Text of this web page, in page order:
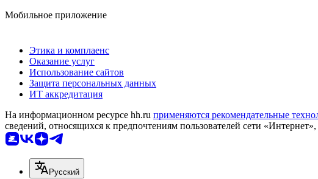
Мобильное приложение
Этика и комплаенс
Оказание услуг
Использование сайтов
Защита персональных данных
ИТ аккредитация
На информационном ресурсе hh.ru применяются рекомендательные
сведений, относящихся к предпочтениям пользователей сети
Русский